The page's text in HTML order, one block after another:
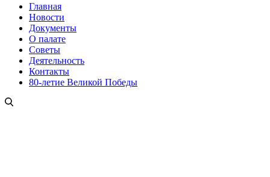
Главная
Новости
Документы
О палате
Советы
Деятельность
Контакты
80-летие Великой Победы